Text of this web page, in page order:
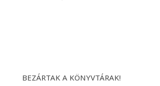
BEZÁRTAK A KÖNYVTÁRAK!